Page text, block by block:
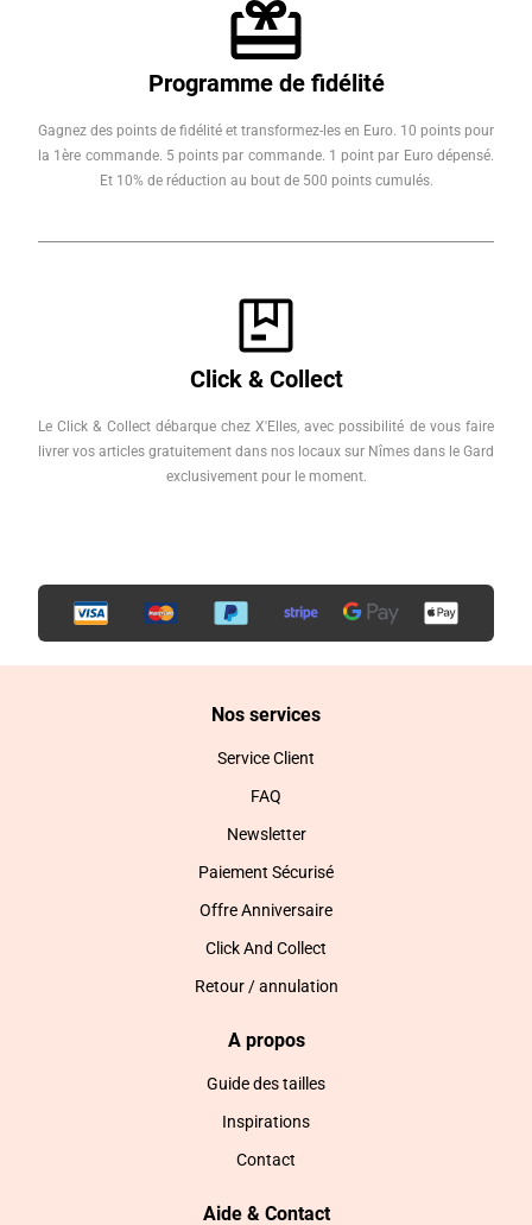
Programme de fidélité
Gagnez des points de fidélité et transformez-les en Euro. 10 points pour
la 1ère commande. 5 points par commande. 1 point par Euro dépensé.
Et 10% de réduction au bout de 500 points cumulés.
Click & Collect
Le Click & Collect débarque chez X'Elles, avec possibilité de vous faire
livrer vos articles gratuitement dans nos locaux sur Nîmes dans le Gard
exclusivement pour le moment.
Nos services
Service Client
FAQ
Newsletter
Paiement Sécurisé
Offre Anniversaire
Click And Collect
Retour / annulation
A propos
Guide des tailles
Inspirations
Contact
Aide & Contact